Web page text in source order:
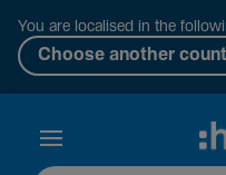
You are localised in the
Choose another